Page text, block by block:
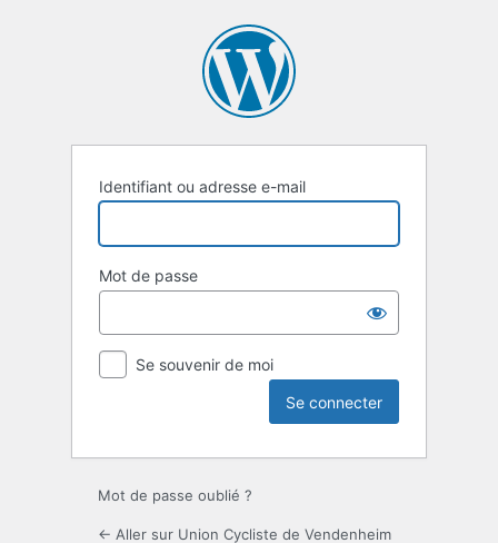
Identifiant ou adresse e-mail
Mot de passe
Se souvenir de moi
Mot de passe oublié ?
← Aller sur Union Cycliste de Vendenheim